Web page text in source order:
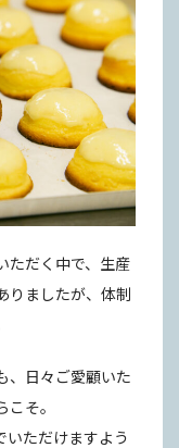
ただく中で、生産
りましたが、体制
、日々ご愛顧いた
そ。
いただけますよう